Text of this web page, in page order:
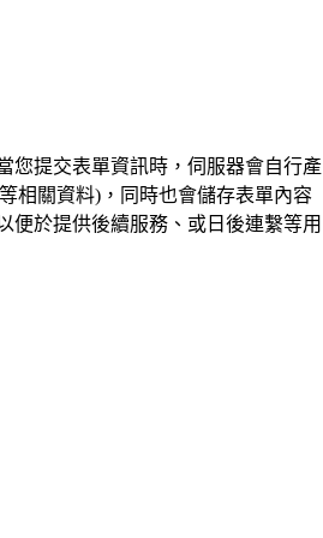
您提交表單資訊時，伺服器會自行產
相關資料)，同時也會儲存表單內容
便於提供後續服務、或日後連繫等用